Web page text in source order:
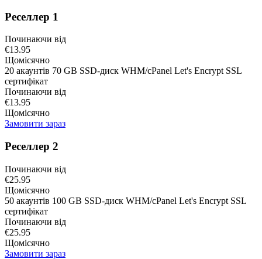
Реселлер 1
Починаючи від
€13.95
Щомісячно
20 акаунтів 70 GB SSD-диск WHM/cPanel Let's Encrypt SSL
сертифікат
Починаючи від
€13.95
Щомісячно
Замовити зараз
Реселлер 2
Починаючи від
€25.95
Щомісячно
50 акаунтів 100 GB SSD-диск WHM/cPanel Let's Encrypt SSL
сертифікат
Починаючи від
€25.95
Щомісячно
Замовити зараз